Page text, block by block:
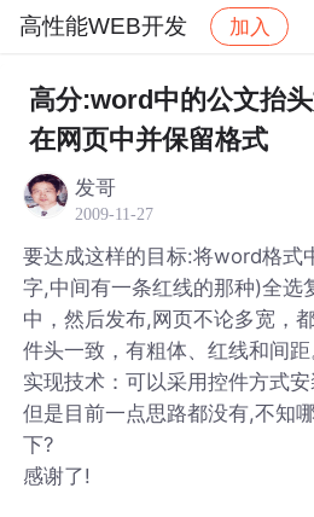
高性能WEB开发 加入
社区 高性能WEB开发
高分:word中的公文抬
在网页中并保留格式
发哥
2009-11-27
要达成这样的目标:将word格式
字,中间有一条红线的那种)全选
中，然后发布,网页不论多宽，
件头一致，有粗体、红线和间距
实现技术：可以采用控件方式安
但是目前一点思路都没有,不知
下?
感谢了!